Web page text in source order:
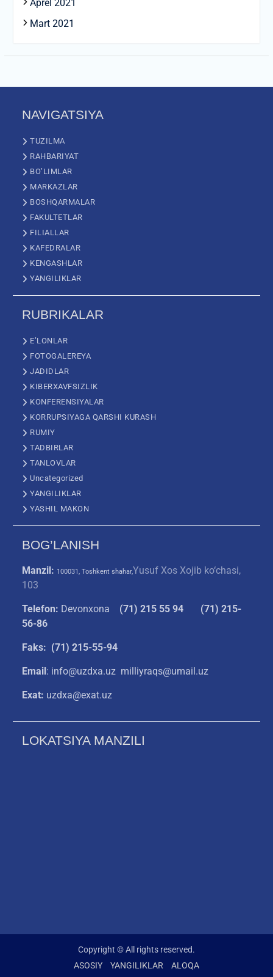
Aprel 2021
Mart 2021
NAVIGATSIYA
TUZILMA
RAHBARIYAT
BO’LIMLAR
MARKAZLAR
BOSHQARMALAR
FAKULTETLAR
FILIALLAR
KAFEDRALAR
KENGASHLAR
YANGILIKLAR
RUBRIKALAR
E’LONLAR
FOTOGALEREYA
JADIDLAR
KIBERXAVFSIZLIK
KONFERENSIYALAR
KORRUPSIYAGA QARSHI KURASH
RUMIY
TADBIRLAR
TANLOVLAR
Uncategorized
YANGILIKLAR
YASHIL MAKON
BOG’LANISH
Manzil: 100031, Toshkent shahar,Yusuf Xos Xojib ko‘chasi,
103
Telefon: Devonxona (71) 215 55 94
(71) 215-
56-86
Faks: (71) 215-55-94
Email: info@uzdxa.uz milliyraqs@umail.uz
Exat: uzdxa@exat.uz
LOKATSIYA MANZILI
Copyright © All rights reserved.
ASOSIY
YANGILIKLAR ALOQA